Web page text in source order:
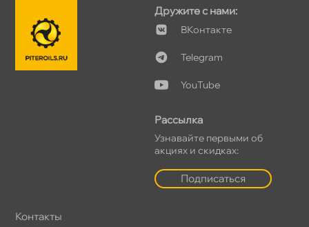
Дружите с нами:
Контакте
Telegram
YouTube
Рассылка
Узнавайте первыми о
акциях и скидках:
Подписаться
Контакты